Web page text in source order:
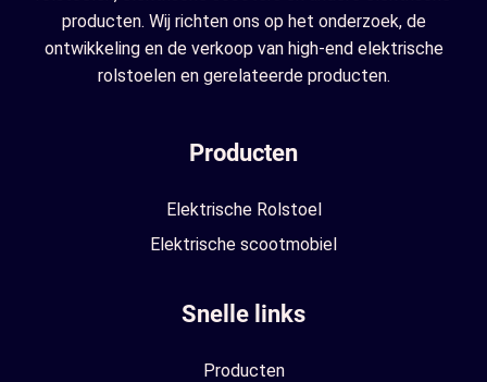
producten. Wij richten ons op het onderzoek, de
ontwikkeling en de verkoop van high-end elektrische
rolstoelen en gerelateerde producten.
Producten
Elektrische Rolstoel
Elektrische scootmobiel
Snelle links
Producten